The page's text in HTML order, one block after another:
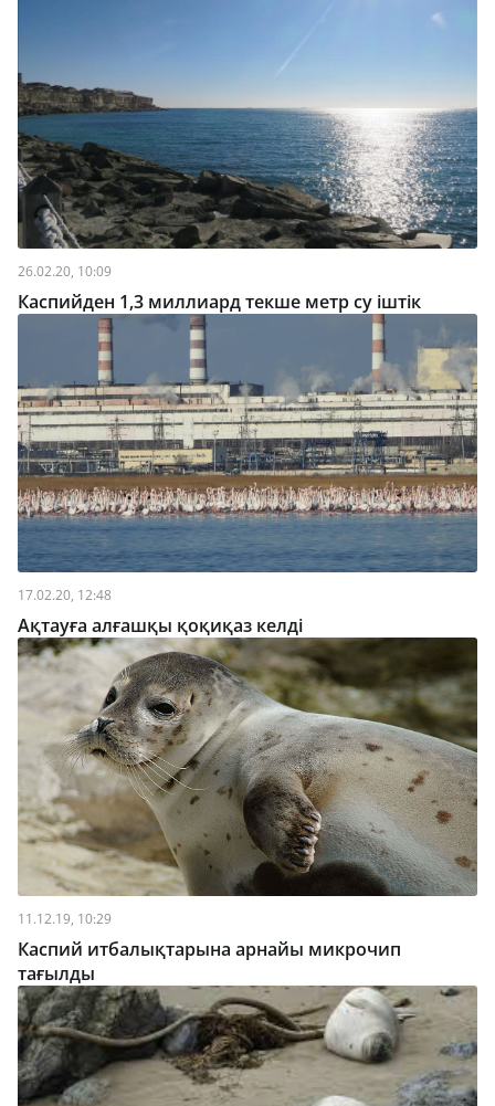
26.02.20, 10:09
Каспийден 1,3 миллиард текше метр су іштік
17.02.20, 12:48
Ақтауға алғашқы қоқиқаз келді
11.12.19, 10:29
Каспий итбалықтарына арнайы микрочип
тағылды